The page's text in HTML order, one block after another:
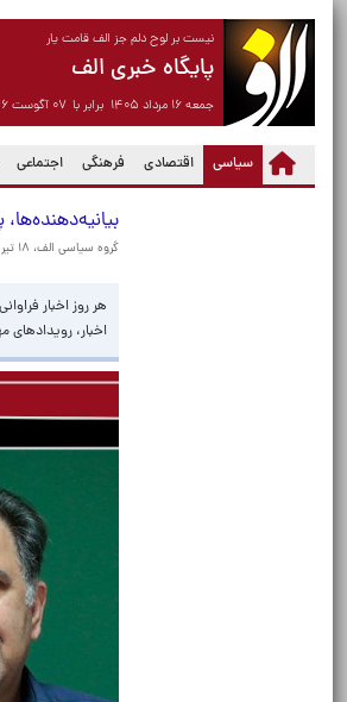
نیست بر لوح دلم جز الف قامت یار
پایگاه خبری الف
جمعه ۱۶ مرداد ۱۴۰۵ برابر با ۰۷ آگوست ۲۰۲۶
سیاسی
(current) اقتصادی فرهنگی اجتماعی
گروه سیاسی الف، ۱۸ تیر ۱۴۰۴، ۲۰:۳۰
هر روز اخبار
اخبار،